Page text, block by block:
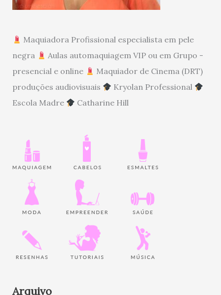
Maquiadora Profissional especialista em pele
negra
Aulas automaquiagem VIP ou em Grupo -
presencial e online
Maquiador de Cinema (DRT)
produções audiovisuais
Kryolan Professional
Escola Madre
Catharine Hill
Arquivo